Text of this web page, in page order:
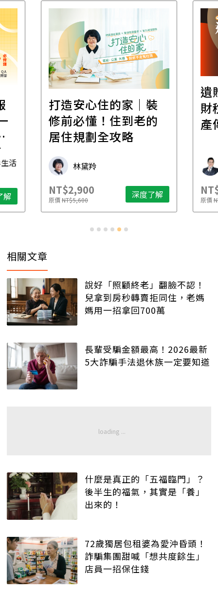
活
解
打造安心住的家｜裝
修前必懂！住到老的
居住規劃全攻略
林黛羚
NT$2,900
原價NT$5,600 深度了解
遺
財
產
原價
相關文章
說好「照顧終老」翻臉不認！
兒拿到房秒轉賣拒同住，老媽
媽用一招拿回700萬
長輩受騙金額最高！2026最新
5大詐騙手法退休族一定要知道
什麼是真正的「五福臨門」？
後半生的福氣，其實是「養」
出來的！
72歲獨居包租婆為愛沖昏頭！
詐騙集團甜喊「想共度餘生」
店員一招保住錢